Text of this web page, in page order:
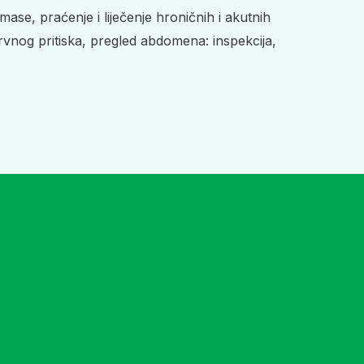
praćenje i liječenje hroničnih i akutnih
pritiska, pregled abdomena: inspekcija,